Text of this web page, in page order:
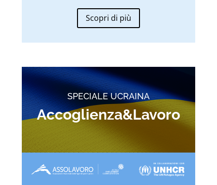
Scopri di più
SPECIALE UCRAINA
Accoglienza&Lavoro